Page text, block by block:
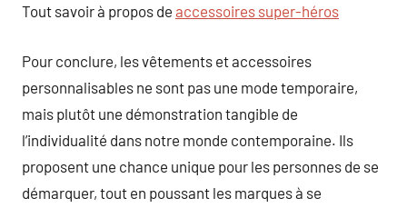
Tout savoir à propos de accessoires super-héros
Pour conclure, les vêtements et accessoires
personnalisables ne sont pas une mode temporaire,
mais plutôt une démonstration tangible de
l’individualité dans notre monde contemporaine. Ils
proposent une chance unique pour les personnes de se
démarquer, tout en poussant les marques à se